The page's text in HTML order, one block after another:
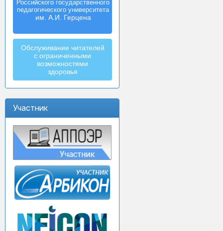
Российского государственного
педагогического университета
им. А.И. Герцена
Обслуживание читателей
с ограниченными
возможностями
здоровья
Участник